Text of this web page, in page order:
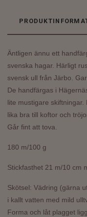
Äntligen ännu ett
svenska hagar. Härligt
svensk ull från Järbo.
De handfärgas i
lite mustigare
lika bra till koftor och
Går fint att tova.
180 m/100 g
Stickfasthet 21 m/10 cm
Skötsel: Vädring (gärna
i kallt vatten med mild
Forma och låt plagget